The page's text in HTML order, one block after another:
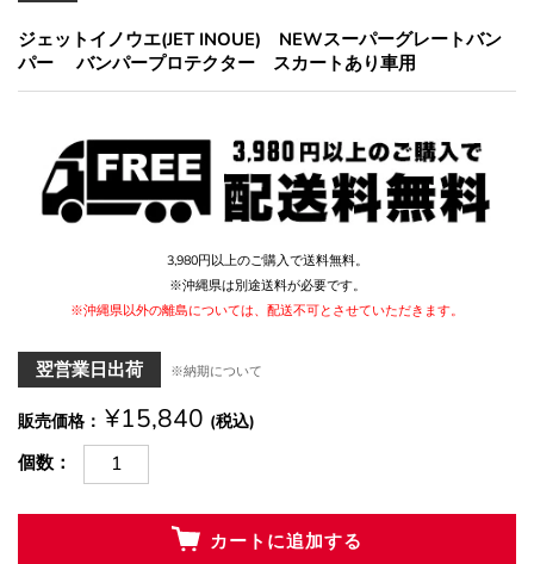
ジェットイノウエ(JET INOUE) NEWスーパーグレートバン
パー バンパープロテクター スカートあり車用
3,980円以上のご購入で送料無料。
※沖縄県は別途送料が必要です。
※沖縄県以外の離島については、配送不可とさせていただきます。
翌営業日出荷 ※納期について
販売価格 ¥15,840 (税込)
個数
カートに追加する